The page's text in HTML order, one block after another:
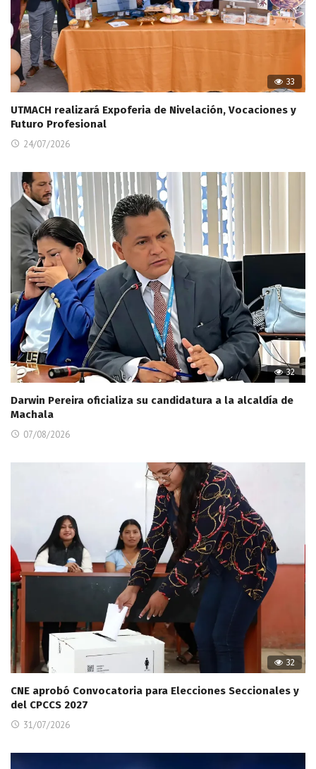
33
UTMACH realizará Expoferia de Nivelación, Vocaciones y
Futuro Profesional
24/07/2026
32
Darwin Pereira oficializa su candidatura a la alcaldía de
Machala
07/08/2026
32
CNE aprobó Convocatoria para Elecciones Seccionales y
del CPCCS 2027
31/07/2026